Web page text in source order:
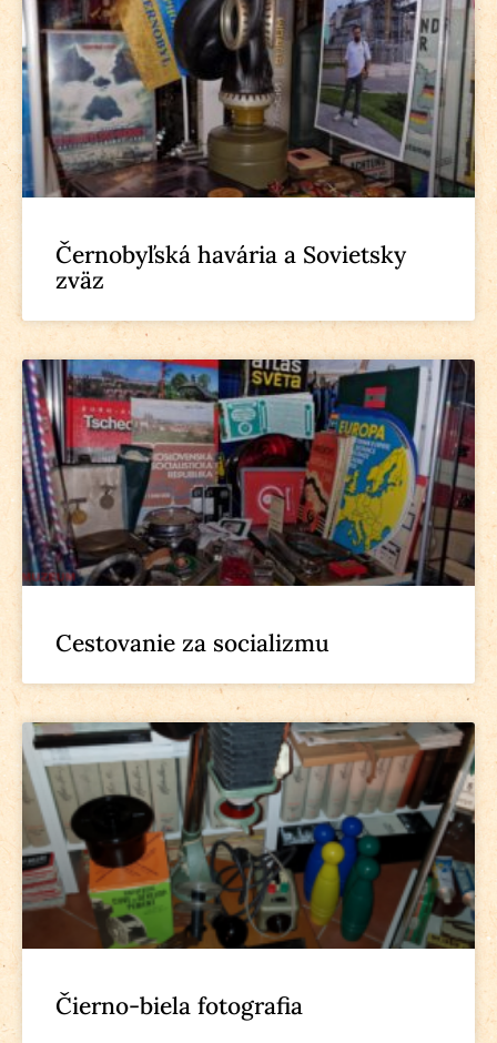
Černobyľská havária a Sovietsky
zväz
Cestovanie za socializmu
Čierno-biela fotografia